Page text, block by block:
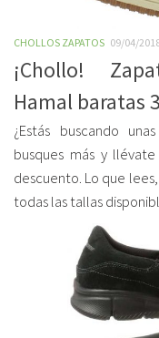
CHOLLOS ZAPATOS 09/04/
¡Chollo!
Hamal baratas
¿Estás buscando
busques más y
descuento. Lo que
todas las tallas